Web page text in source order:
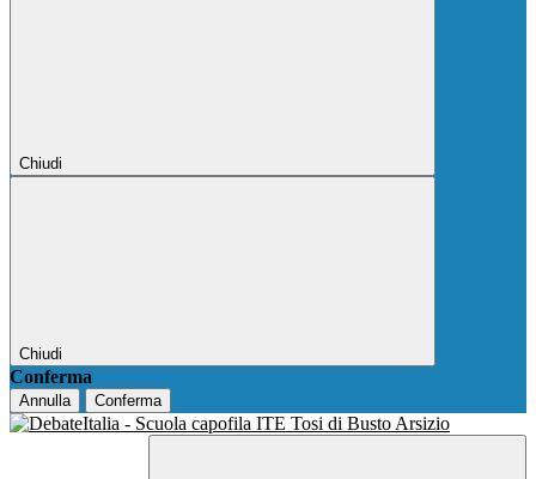
Chiudi
Chiudi
Conferma
Annulla Conferma